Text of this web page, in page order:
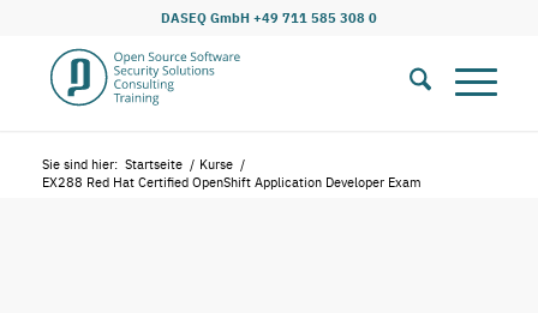
DASEQ GmbH +49 711 585 308 0
Sie sind hier: Startseite / Kurse /
EX288 Red Hat Certified OpenShift Application Developer Exam